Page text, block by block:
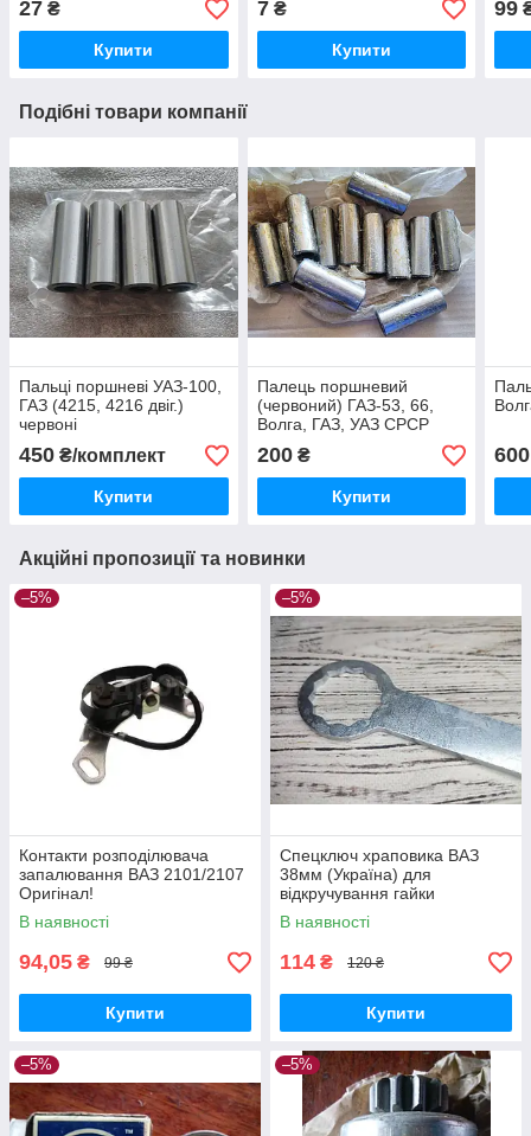
27 ₴
Купити
7₴
Купити
99
Подібні товари компанії
Пальці поршневі УАЗ-100,
ГАЗ (4215, 4216 двіг.)
червоні
450 ₴/комплект
Купити
Палець поршневий
(червоний) ГАЗ-53, 66,
Волга, ГАЗ, УАЗ СРСР
200₴
Купити
600
Акційні пропозиції та новинки
–5%
Контакти розподілювача
запалювання ВАЗ 2101/2107
Оригінал!
В наявності
94,05 ₴ 99 ₴
Купити
–5%
Спецключ храповика ВАЗ
38мм (Україна) для
відкручування гайки
колінвалу 2101-07
В наявності
114 ₴ 120 ₴
Купити
–5% –5%